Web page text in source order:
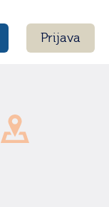
Prijava